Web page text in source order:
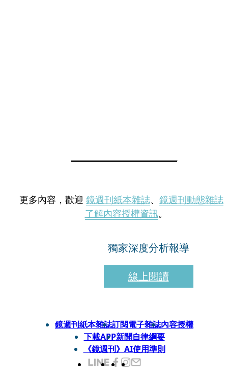
更多內容，歡迎 鏡週刊紙本雜誌、 鏡週刊動態雜誌
了解內容授權資訊。
獨家深度分析報導
線上閱讀
鏡週刊紙本雜誌訂閱電子雜誌內容授權
下載APP新聞自律綱要
《鏡週刊》AI使用準則